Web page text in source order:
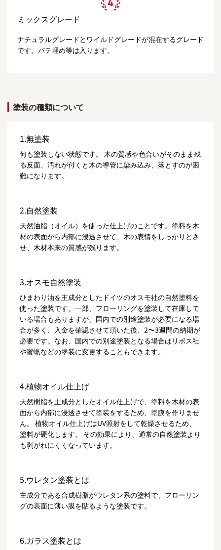
ミックスグレード
ナチュラルグレードとワイルドグレードが混在するグレード
です。パテ埋め等は入ります。
塗装の種類について
1.無塗装
何も塗装しない状態です。 木の質感や色合いがそのまま残
る反面、汚れが付くと木の導管に染み込み、落とすのが困
難になります。
2.自然塗装
天然油脂（オイル）を使った仕上げのことです。塗料を木
材の表面から内部に浸透させて、木の表情をしっかりとさ
せ、木材本来の質感が残ります。
3.オスモ自然塗装
ひまわり油を主成分としたドイツのオスモ社の自然塗料を
使った塗装です。一部、フローリングを塗装して在庫して
いる場合もありますが、国内での別途塗装が必要になる場
合が多く、入金を確認させて頂いた後、2〜3週間の納期が
必要です。なお、国内での別途塗装となる場合はリボス社
や蜜蝋などの塗装に変更することもできます。
4.植物オイル仕上げ
天然樹脂を主成分としたオイル仕上げで、塗料を木材の表
面から内部に浸透させて塗装をするため、塗膜を作りませ
ん。 植物オイル仕上げはUV照射をして乾燥させるため、
塗料が硬化します。 その効果により、通常の自然塗装より
も剥がれにくくなっています。
5.ウレタン塗装とは
主成分である合成樹脂がウレタン系の塗料で、フローリン
グの表面に薄い膜を貼るような塗装です。
6.ガラス塗装とは